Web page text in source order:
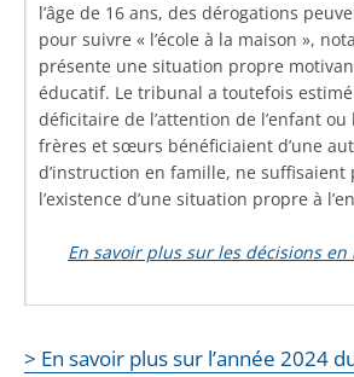
l’âge de 16 ans, des dérogations
pour suivre « l’école à la maison »,
présente une situation propre
éducatif. Le tribunal a toutefois
déficitaire de l’attention de l’enfant
frères et sœurs bénéficiaient d’une
d’instruction en famille, ne suffisaient
l’existence d’une situation propre à
En savoir plus sur les décisions
> En savoir plus sur l’année 2024